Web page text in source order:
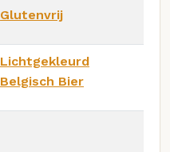
Glutenvrij
Lichtgekleurd
Belgisch Bier